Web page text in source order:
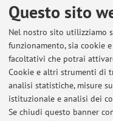
Questo sito
Nel nostro sito utilizziamo
funzionamento, sia cookie
facoltativi che potrai
Cookie e altri strumenti di
analisi statistiche, misure
istituzionale e analisi dei
Se chiudi questo banner
Componente del corso
PROGETTAZIONE
Campus:
Cesena
Corso:
Laurea
Risorse didattiche